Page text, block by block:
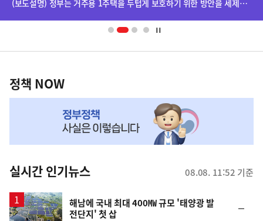
영
(보도설명) 정부는 거주용 1주택을 두텁게 보호하기 위한 방안을 세제개편안에 담았습니다.
책
NOW,
뉴
스
정책 NOW
실시간 인기뉴스 08.08. 11:52 기준
해남에 국내 최대 400㎿ 규모 '태양광 발
전단지' 첫 삽